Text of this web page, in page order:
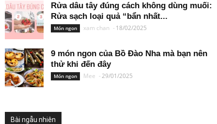
Rửa dâu tây đúng cách không dùng muối:
Rửa sạch loại quả “bẩn nhất...
Món ngon xam chan - 18/02/2025
9 món ngon của Bồ Đào Nha mà bạn nên
thử khi đến đây
Món ngon Mee -29/01/2025
Bài ngẫu nhiên